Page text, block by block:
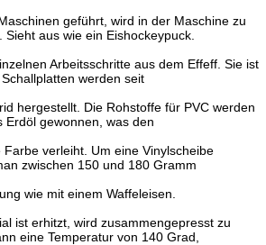
geführt, wird in der Maschine zu
aus wie ein Eishockeypuck.
Arbeitsschritte aus dem Effeff. Sie ist
werden seit
hergestellt. Die Rohstoffe für PVC werden
Erdöl gewonnen, was den
verleiht. Um eine Vinylscheibe
zwischen 150 und 180 Gramm
wie mit einem Waffeleisen.
ist erhitzt, wird zusammengepresst zu
eine Temperatur von 140 Grad,